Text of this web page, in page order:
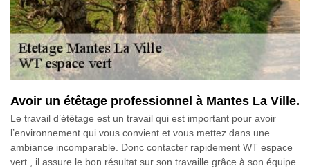
Avoir un étêtage professionnel à Mantes La Ville.
Le travail d’étêtage est un travail qui est important pour avoir
l’environnement qui vous convient et vous mettez dans une
ambiance incomparable. Donc contacter rapidement WT espace
vert , il assure le bon résultat sur son travaille grâce à son équipe